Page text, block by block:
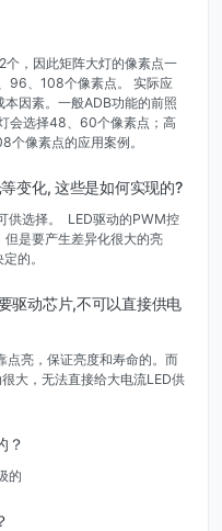
个，因此矩阵大灯的像素点一
96、108个像素点。 实际应
因素。一般ADB功能的前照
会选择48、60个像素点；高
像素点的应用案例。
变化, 这些是如何实现的?
供选择。 LED驱动的PWM控
是要产生差异化很大的亮
的。
驱动芯片,不可以直接供电
点亮，保证亮度和寿命的。而
大，无法直接给大电流LED供
？
的